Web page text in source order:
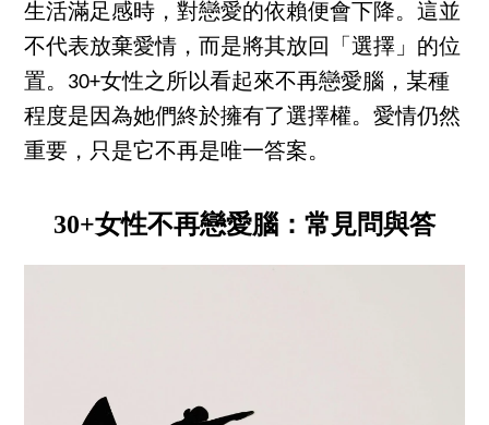
生活滿足感時，對戀愛的依賴便會下降。這並
不代表放棄愛情，而是將其放回「選擇」的位
置。30+女性之所以看起來不再戀愛腦，某種
程度是因為她們終於擁有了選擇權。愛情仍然
重要，只是它不再是唯一答案。
30+女性不再戀愛腦：常見問與答